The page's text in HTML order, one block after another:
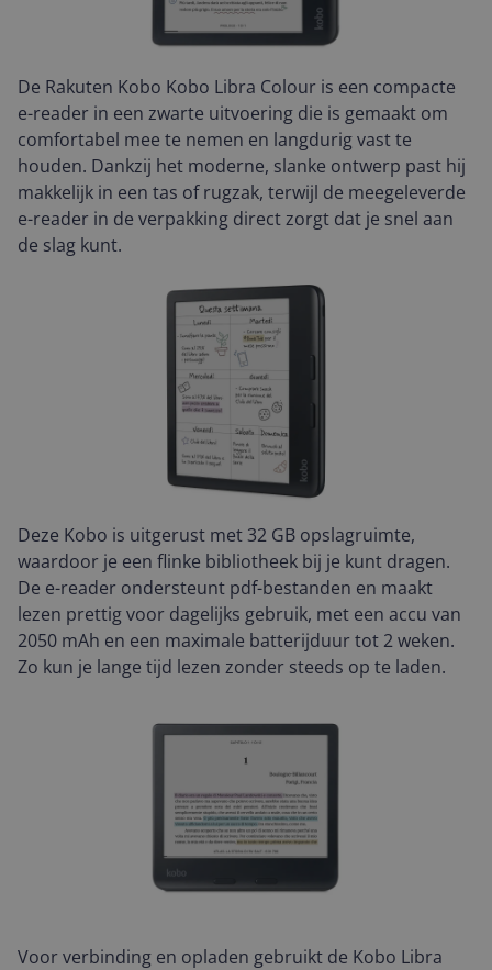
De Rakuten Kobo Kobo Libra Colour is een compacte
e-reader in een zwarte uitvoering die is gemaakt om
comfortabel mee te nemen en langdurig vast te
houden. Dankzij het moderne, slanke ontwerp past hij
makkelijk in een tas of rugzak, terwijl de meegeleverde
e-reader in de verpakking direct zorgt dat je snel aan
de slag kunt.
Deze Kobo is uitgerust met 32 GB opslagruimte,
waardoor je een flinke bibliotheek bij je kunt dragen.
De e-reader ondersteunt pdf-bestanden en maakt
lezen prettig voor dagelijks gebruik, met een accu van
2050 mAh en een maximale batterijduur tot 2 weken.
Zo kun je lange tijd lezen zonder steeds op te laden.
Voor verbinding en opladen gebruikt de Kobo Libra